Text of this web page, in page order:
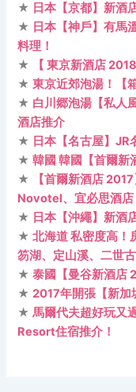
★ 日本【京都】新酒
★ 日本【神戶】有馬
料理！
★
【 東京新酒店
★東京近郊泡湯！【
★ 白川郷泡湯【私人
酒店推介
★ 日本【名古屋】JR
★韓國 韓國【首爾新
★
【首爾新酒店
Novotel、宜必思酒
★ 日本【沖繩】新酒
★北海道 私密度高！
笏湖、定山溪、二世古
★泰國【曼谷新酒店
★2017年開張【新加
★馬爾代夫超好玩又
Resort住宿推介！